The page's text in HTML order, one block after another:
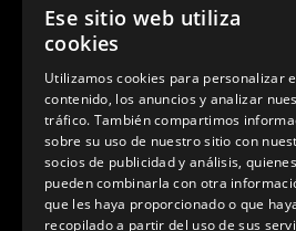
PREGUNTAS MÁS
Ese sitio web utiliza
cookies
Utilizamos cookies para personalizar
contenido, los anuncios y analizar
tráfico. También compartimos
sobre su uso de nuestro sitio con
socios de publicidad y análisis, quienes
pueden combinarla con otra
que les haya proporcionado o que
recopilado a partir del uso de sus